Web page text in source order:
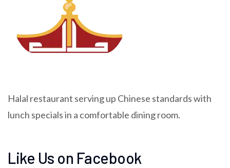
Halal restaurant serving up Chinese standards with
lunch specials in a comfortable dining room.
Like Us on Facebook